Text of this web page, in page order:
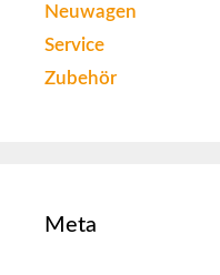
Neuwagen
Service
Zubehör
Meta